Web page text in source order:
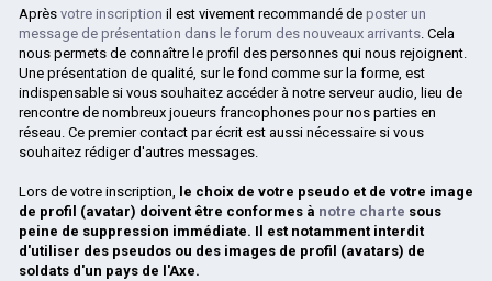
Après votre inscription il est vivement recommandé de poster un
message de présentation dans le forum des nouveaux arrivants. Cela
nous permets de connaître le profil des personnes qui nous rejoignent.
Une présentation de qualité, sur le fond comme sur la forme, est
indispensable si vous souhaitez accéder à notre serveur audio, lieu de
rencontre de nombreux joueurs francophones pour nos parties en
réseau. Ce premier contact par écrit est aussi nécessaire si vous
souhaitez rédiger d'autres messages.
Lors de votre inscription, le choix de votre pseudo et de votre image
de profil (avatar) doivent être conformes à notre charte sous
peine de suppression immédiate. Il est notamment interdit
d'utiliser des pseudos ou des images de profil (avatars) de
soldats d'un pays de l'Axe.